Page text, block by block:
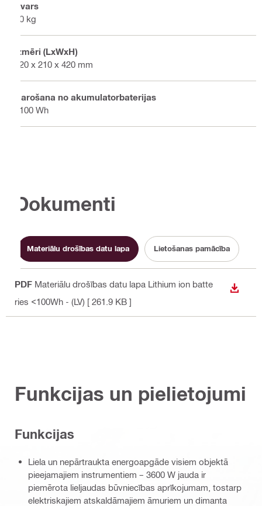
Svars
20 kg
Izmēri (LxWxH)
420 x 210 x 420 mm
Barošana no akumulatorbaterijas
2100 Wh
Dokumenti
Materiālu drošības datu lapa Lietošanas pamācība
PDF Materiālu drošības datu lapa Lithium ion batte
ries <100Wh - (LV) [ 261.9 KB ]
Funkcijas un pielietojumi
Funkcijas
Liela un nepārtraukta energoapgāde visiem objektā
pieejamajiem instrumentiem – 3600 W jauda ir
piemērota lieljaudas būvniecības aprīkojumam, tostarp
elektriskajiem atskaldāmajiem āmuriem un dimanta